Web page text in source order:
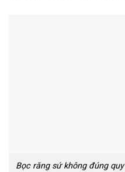
Bọc răng sứ không đúng